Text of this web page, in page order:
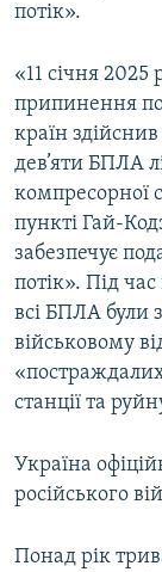
потік».
«11 січня
припинення
країн
дев’яти БПЛА
компресорної
пункті Гай-
забезпечує
потік». Під
всі БПЛА були
військовому
станції та
Україна
російського
Понад рік